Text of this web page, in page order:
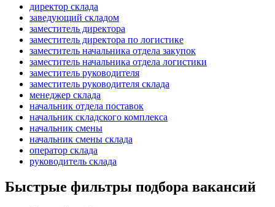
директор склада
заведующий складом
заместитель директора
заместитель директора по логистике
заместитель начальника отдела закупок
заместитель начальника отдела логистики
заместитель руководителя
заместитель руководителя склада
менеджер склада
начальник отдела поставок
начальник складского комплекса
начальник смены
начальник смены склада
оператор склада
руководитель склада
Быстрые фильтры подбора вакансий